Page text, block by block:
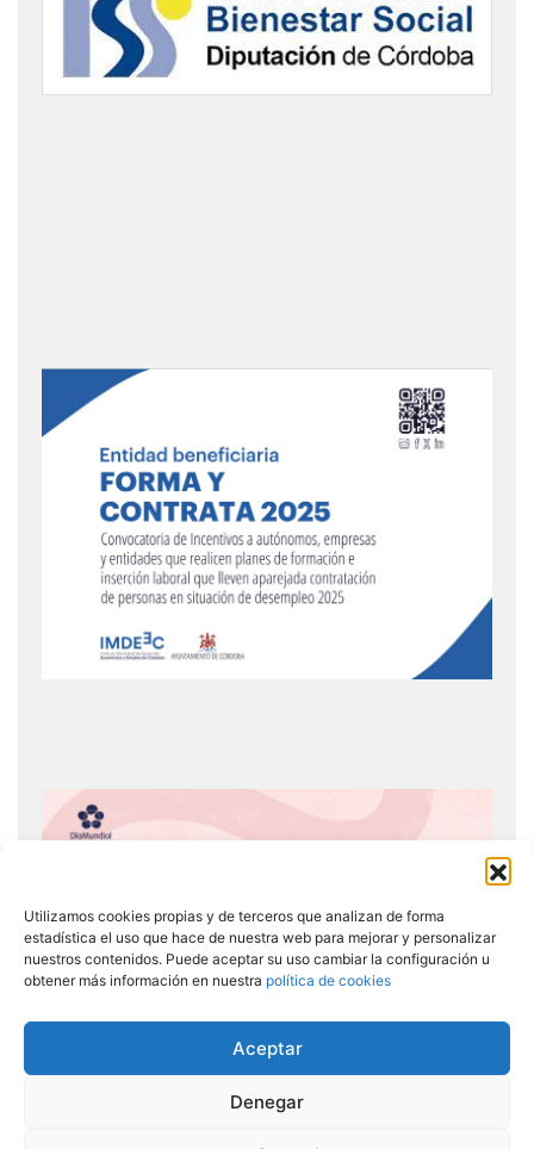
Utilizamos cookies propias y de terceros que analizan de forma
estadística el uso que hace de nuestra web para mejorar y personalizar
nuestros contenidos. Puede aceptar su uso cambiar la configuración u
obtener más información en nuestra política de cookies
Aceptar
Denegar